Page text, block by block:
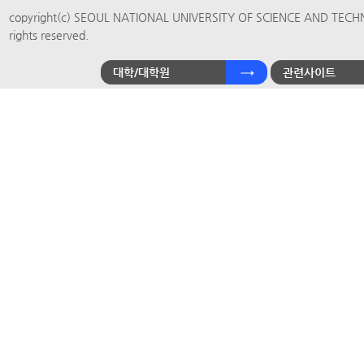
copyright(c) SEOUL NATIONAL UNIVERSITY OF SCIENCE AND
rights reserved.
대학/대학원 관련사이트